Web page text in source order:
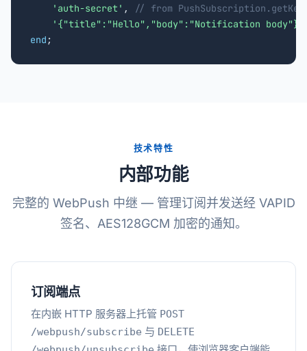
'auth-secret' ,
// from
'{"title":"Hello","body":"Notification body"}'
end ;
技术特性
内部功能
完整的 WebPush 中继 — 管理订阅并发送经 VAPID
签名、AES128GCM 加密的通知。
订阅端点
在内嵌 HTTP 服务器上托管 POST
/webpush/subscribe 与 DELETE